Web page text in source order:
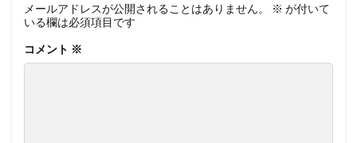
メールアドレスが公開されることはありません。 ※ が付いて
いる欄は必須項目です
コメント ※